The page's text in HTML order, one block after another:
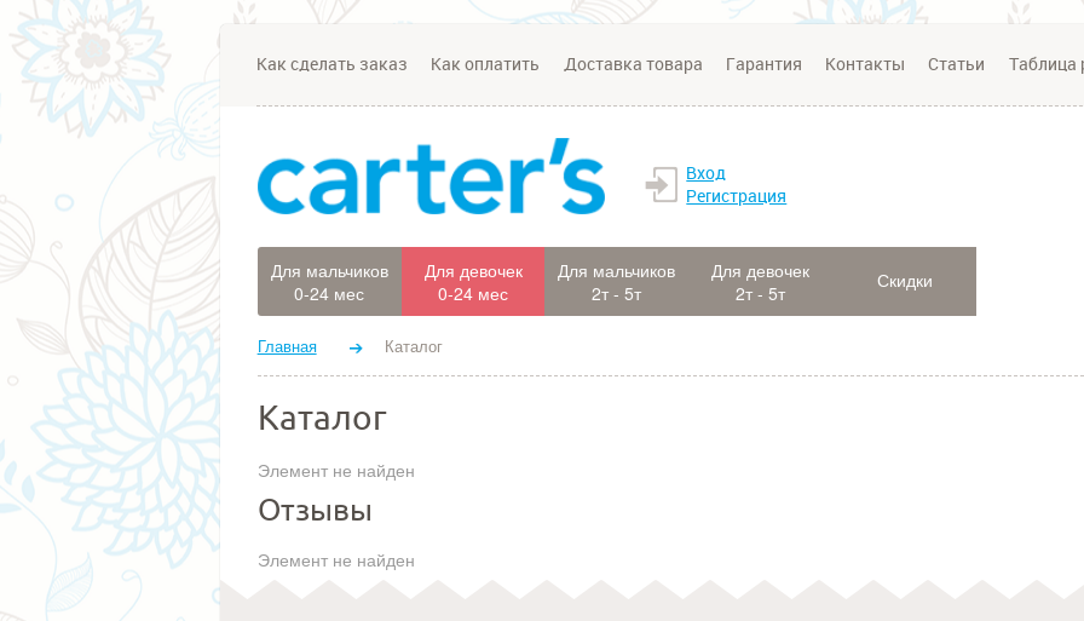
Как сделать заказ Как оплатить Доставка товара Гарантия Контакты Статьи Таблица
Вход
Регистрация
Для мальчиков
0-24 мес
Для девочек
0-24 мес
Для мальчиков
2т - 5т
Для девочек
2т - 5т
Скидки
Главная Каталог
Каталог
Элемент не найден
Отзывы
Элемент не найден